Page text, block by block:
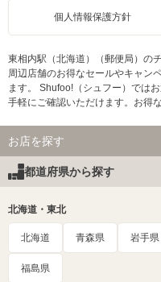
個人情報保護方針
東相内駅（北海道）（郵便局）の
周辺店舗のお得なセールやキャン
ます。 Shufoo!（シュフー）では
手軽にご確認いただけます。お得
お店を探す
都道府県から探す
北海道・東北
北海道 青森県 岩手県
福島県